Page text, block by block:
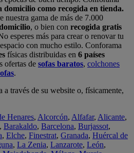
domicilio como recogida en tienda.
nuestra gama de más de 7.000
, o bien con recogida gratis
esperes más para crear o renovar tu
con mucho estilo. Conforama
físicas distribuidas en 6 países
ofertas de sofas baratos, colchones
.
través de su website o, físicamente,
Henares, Alcorcón, Alfafar, Alicante,
, Barakaldo, Barcelona, Burjassot,
, Elche, Finestrat, Granada, Huércal de
, La Zenia, Lanzarote, León,